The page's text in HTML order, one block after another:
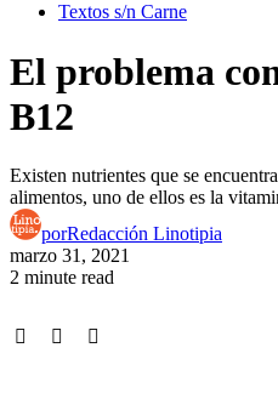
Textos s/n Carne
El problema
B12
Existen nutrientes que se
alimentos, uno de ellos es la
porRedacción Linotipia
marzo 31, 2021
2 minute read